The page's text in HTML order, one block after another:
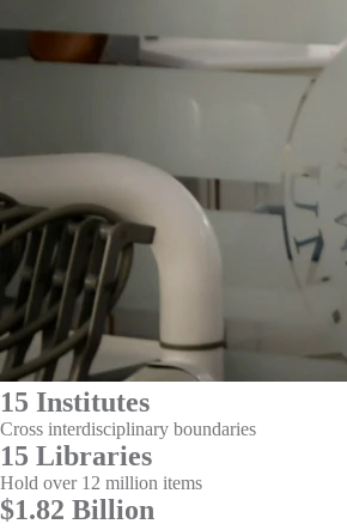
15 Institutes
Cross interdisciplinary boundaries
15 Libraries
Hold over 12 million items
$1.82 Billion